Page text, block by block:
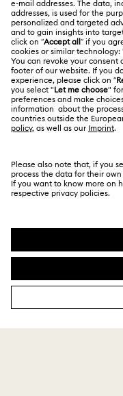
聯絡我們
尺寸標示
搜尋各地店舖
Swarovski Crystal
關於 Swarovski
工作與職業
Alumni Community
適用於專業人士
Swarovski Created
Code of Conduct &
法律條款
使用條款
條款和條件
私隱
Cookie 同意
版權
有關 REACH 的資訊
繁
SWAROVSKI及